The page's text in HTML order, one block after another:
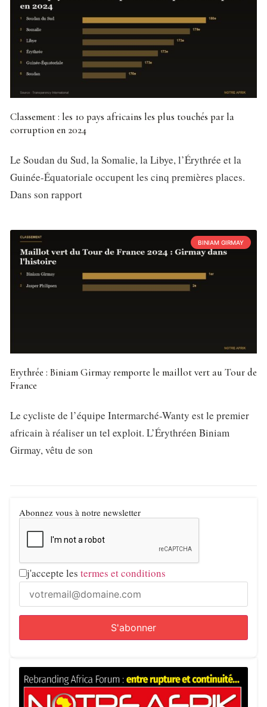
Classement : les 10 pays africains les plus touchés par la
corruption en 2024
Le Soudan du Sud, la Somalie, la Libye, l’Érythrée et la
Guinée-Équatoriale occupent les cinq premières places.
Dans son rapport
BINIAM GIRMAY
Erythrée : Biniam Girmay remporte le maillot vert au Tour de
France
Le cycliste de l’équipe Intermarché-Wanty est le premier
africain à réaliser un tel exploit. L’Érythréen Biniam
Girmay, vêtu de son
Abonnez vous à notre newsletter
j'accepte les termes et conditions